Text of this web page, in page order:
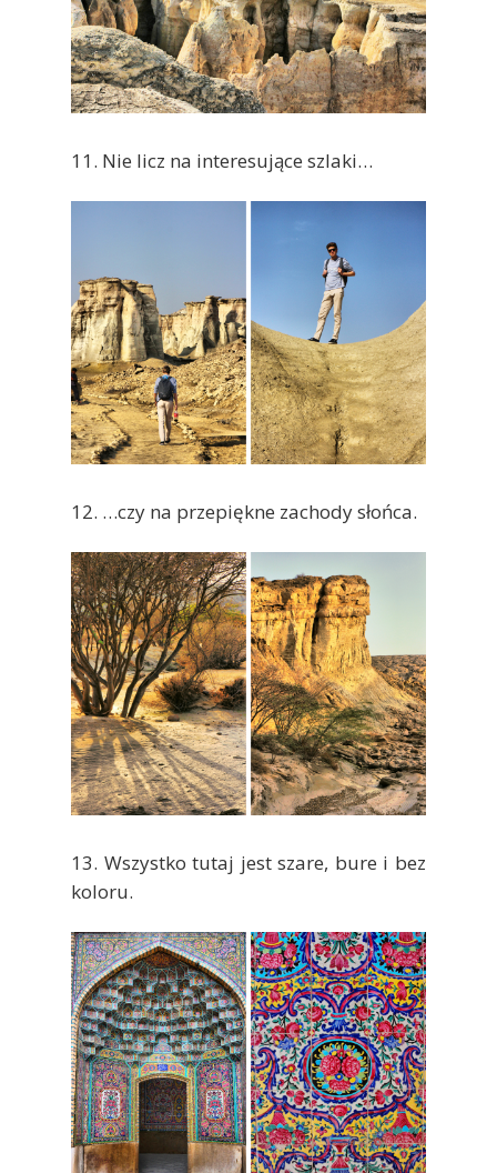
11. Nie licz na interesujące szlaki…
12. …czy na przepiękne zachody słońca.
13. Wszystko tutaj jest szare, bure i bez
koloru.